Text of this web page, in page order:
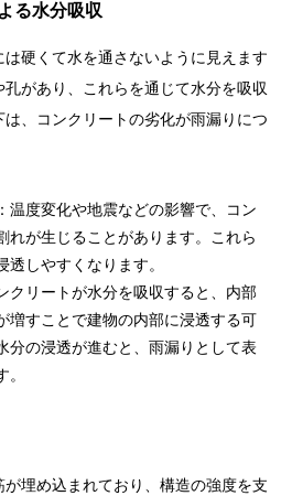
る水分吸収
硬くて水を通さないように見えます
があり、これらを通じて水分を吸収
、コンクリートの劣化が雨漏りにつ
：温度変化や地震などの影響で、コン
れが生じることがあります。これら
しやすくなります。
クリートが水分を吸収すると、内部
増すことで建物の内部に浸透する可
分の浸透が進むと、雨漏りとして表
埋め込まれており、構造の強度を支